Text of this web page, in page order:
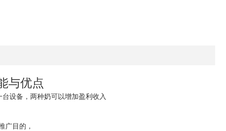
与优点
设备，两种奶可以增加盈利收入
广目的，